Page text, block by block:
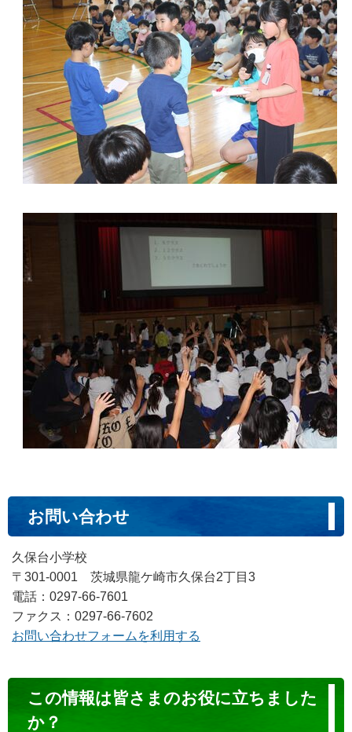
お問い合わせ
久保台小学校
〒301-0001 茨城県龍ケ崎市久保台2丁目3
電話：0297-66-7601
ファクス：0297-66-7602
お問い合わせフォームを利用する
ン
この情報は皆さまのお役に立ちました
か？